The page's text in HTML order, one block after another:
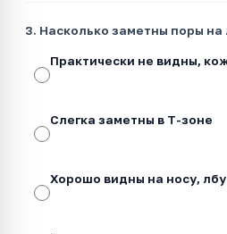
3. Насколько заметны поры на
Практически не видны,
Слегка заметны в Т-зоне
Хорошо видны на носу,